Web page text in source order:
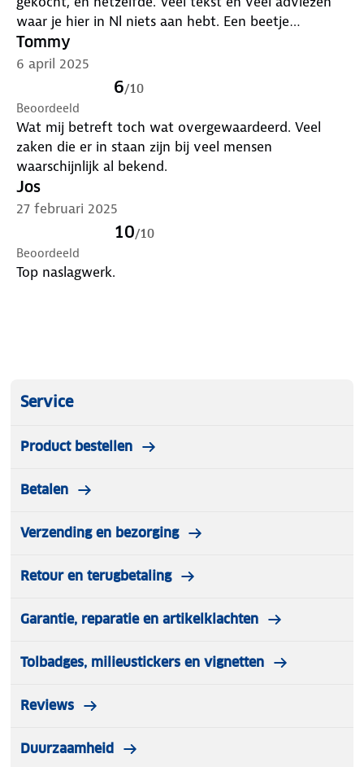
waar je hier in Nl niets aan hebt. Een beetje
doorborduren op het thema om een nieuw boek uit
te kunnen geven terwijl het jaren oude boek nog
steeds relevant is en veel meer to the point. Maar
verder prima boek hoor
Tommy
6 april 2025
6/10
Beoordeeld
Wat mij betreft toch wat overgewaardeerd. Veel
zaken die er in staan zijn bij veel mensen
waarschijnlijk al bekend.
Jos
27 februari 2025
10/10
Beoordeeld
Top naslagwerk.
Service
Product bestellen
Betalen
Verzending en bezorging
Retour en terugbetaling
Garantie, reparatie en artikelklachten
Tolbadges, milieustickers en vignetten
Reviews
Duurzaamheid